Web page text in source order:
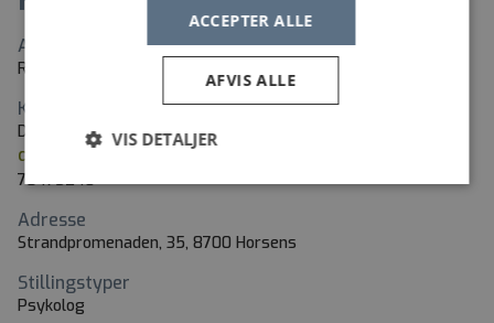
Arbejdssted
Regionshospitalet Horsens
Kontaktperson
Dorte Skanning
dorte.skanning@psykiatrien.rm.dk
78475240
Adresse
Strandpromenaden, 35, 8700 Horsens
Stillingstyper
Psykolog
ACCEPTER ALLE
AFVIS ALLE
VIS DETALJER